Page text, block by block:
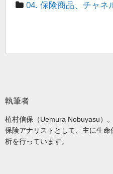
04. 保険商品、チャネ
執筆者
植村信保（Uemura Nobuyasu）。
保険アナリストとして、主に生
析を行っています。